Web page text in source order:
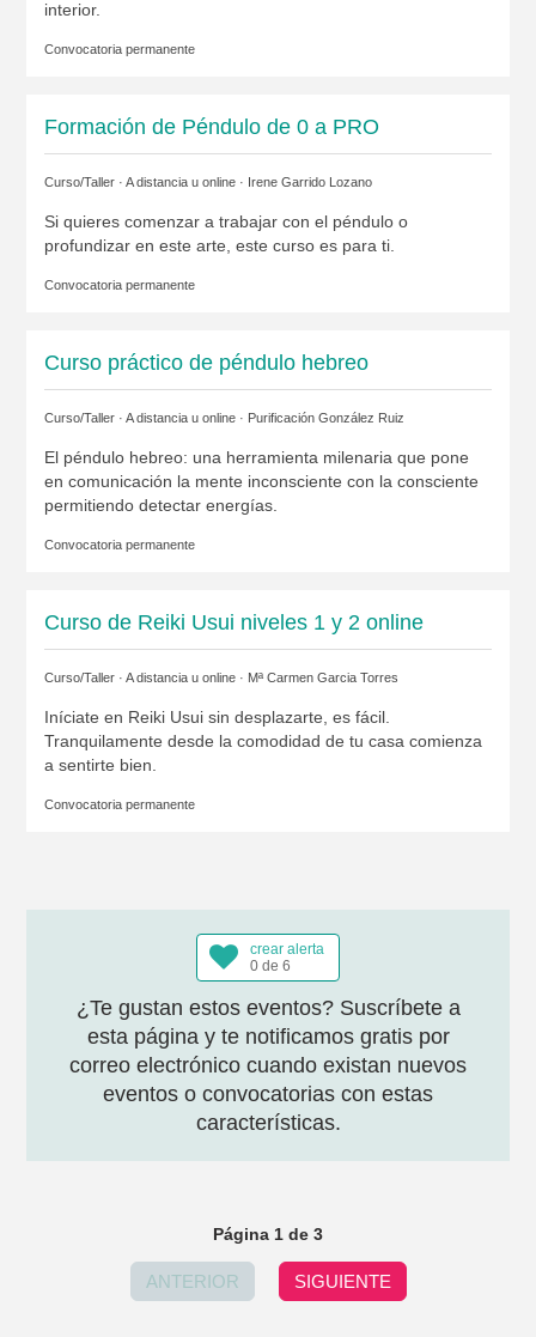
interior.
Convocatoria permanente
Formación de Péndulo de 0 a PRO
Curso/Taller · A distancia u online · Irene Garrido Lozano
Si quieres comenzar a trabajar con el péndulo o
profundizar en este arte, este curso es para ti.
Convocatoria permanente
Curso práctico de péndulo hebreo
Curso/Taller · A distancia u online · Purificación González Ruiz
El péndulo hebreo: una herramienta milenaria que pone
en comunicación la mente inconsciente con la consciente
permitiendo detectar energías.
Convocatoria permanente
Curso de Reiki Usui niveles 1 y 2 online
Curso/Taller · A distancia u online · Mª Carmen Garcia Torres
Iníciate en Reiki Usui sin desplazarte, es fácil.
Tranquilamente desde la comodidad de tu casa comienza
a sentirte bien.
Convocatoria permanente
crear alerta
0 de 6
¿Te gustan estos eventos? Suscríbete a
esta página y te notificamos gratis por
correo electrónico cuando existan nuevos
eventos o convocatorias con estas
características.
Página 1 de 3
ANTERIOR SIGUIENTE